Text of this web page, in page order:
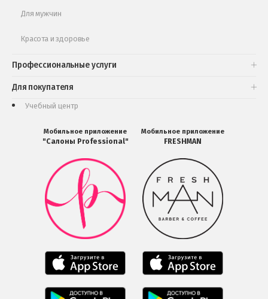
Для мужчин
Красота и здоровье
Профессиональные услуги
Для покупателя
Учебный центр
Мобильное приложение
"Салоны Professional"
Мобильное
приложение
Салоны
Professional
загрузить
в
Google
Мобильное
приложение
Professional
Мобильное
Мобильное приложение
FRESHMAN
Мобильное
приложение
FRESHMAN
в
Google
Play
Мобильное
приложение
загрузить
Мобильное